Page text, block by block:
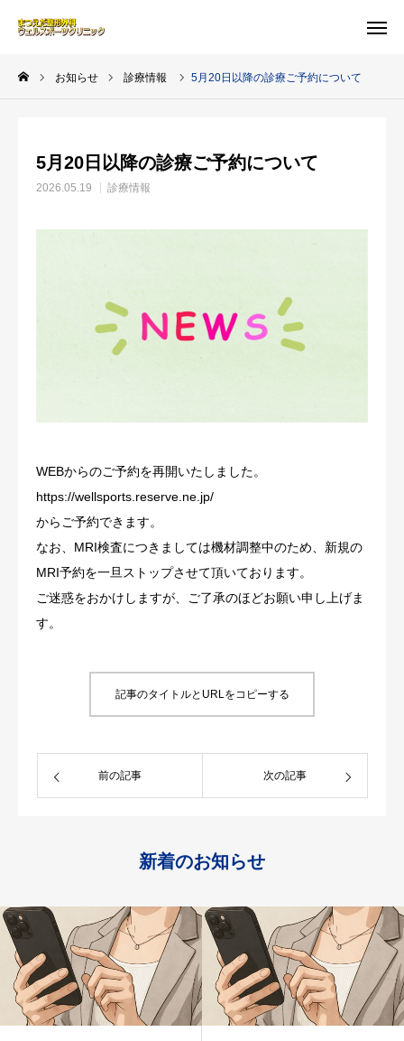
お知らせ 診療情報 5月20日以降の診療ご予約について
5月20日以降の診療ご予約について
2026.05.19 診療情報
WEBからのご予約を再開いたしました。
https://wellsports.reserve.ne.jp/
からご予約できます。
なお、MRI検査につきましては機材調整中のため、新規の
MRI予約を一旦ストップさせて頂いております。
ご迷惑をおかけしますが、ご了承のほどお願い申し上げま
す。
記事のタイトルとURLをコピーする
前の記事 次の記事
新着のお知らせ
WEB予約 MAP
クリニック案内
求人情報